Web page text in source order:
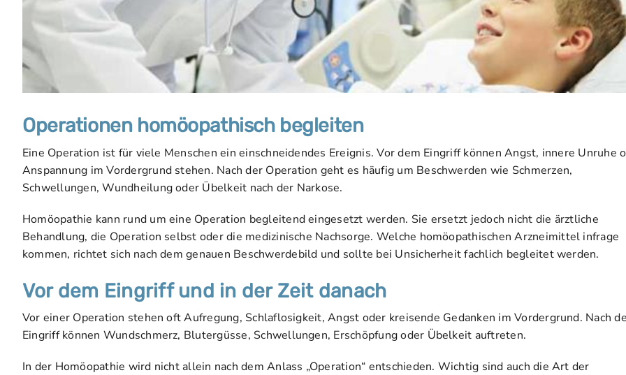
Operationen homöopathisch begleiten
Eine Operation ist für viele Menschen ein einschneidendes Ereignis. Vor dem Eingriff können Angst, innere Unruhe
Anspannung im Vordergrund stehen. Nach der Operation geht es häufig um Beschwerden wie Schmerzen,
Schwellungen, Wundheilung oder Übelkeit nach der Narkose.
Homöopathie kann rund um eine Operation begleitend eingesetzt werden. Sie ersetzt jedoch nicht die ärztliche
Behandlung, die Operation selbst oder die medizinische Nachsorge. Welche homöopathischen Arzneimittel infrage
kommen, richtet sich nach dem genauen Beschwerdebild und sollte bei Unsicherheit fachlich begleitet werden.
Vor dem Eingriff und in der Zeit danach
Vor einer Operation stehen oft Aufregung, Schlaflosigkeit, Angst oder kreisende Gedanken im Vordergrund. Nach
Eingriff können Wundschmerz, Blutergüsse, Schwellungen, Erschöpfung oder Übelkeit auftreten.
In der Homöopathie wird nicht allein nach dem Anlass „Operation“ entschieden. Wichtig sind auch die Art der